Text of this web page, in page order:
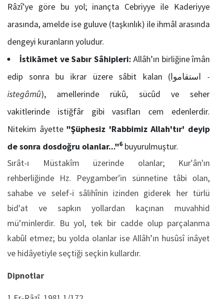
Râzî'ye göre bu yol; inançta Cebriyye ile Kaderiyye
arasında, amelde ise guluve (taşkınlık) ile ihmâl arasında
dengeyi kuranların yoludur.
İstikāmet ve Sabır Sâhipleri: Allâh’ın birliğine îmân
edip sonra bu ikrar üzere sâbit kalan (استقاموا -
istegâmû), amellerinde rükû, sücûd ve seher
vakitlerinde istiğfâr gibi vasıfları cem edenlerdir.
Nitekim âyette "Şüphesiz 'Rabbimiz Allah'tır' deyip
de sonra dosdoğru olanlar..."6 buyurulmuştur.
Sırât-ı Müstakîm üzerinde olanlar; Kur'ân'ın
rehberliğinde Hz. Peygamber'in sünnetine tâbi olan,
sahabe ve selef-i sâlihînin izinden giderek her türlü
bid'at ve sapkın yollardan kaçınan muvahhid
mü’minlerdir. Bu yol, tek bir cadde olup parçalanma
kabûl etmez; bu yolda olanlar ise Allâh’ın husûsî inâyet
ve hidâyetiyle seçtiği seçkin kullardır.
Dipnotlar